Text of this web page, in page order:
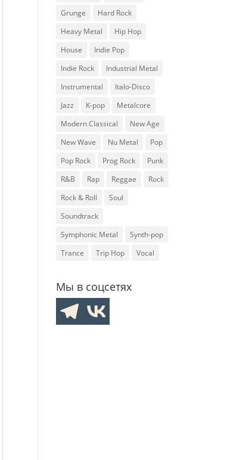
Grunge
Hard Rock
Heavy Metal
Hip Hop
House
Indie Pop
Indie Rock
Industrial Metal
Instrumental
Italo-Disco
Jazz
K-pop
Metalcore
Modern Classical
New Age
New Wave
Nu Metal
Pop
Pop Rock
Prog Rock
Punk
R&B
Rap Reggae
Rock
Rock & Roll
Soul
Soundtrack
Symphonic Metal
Synth-pop
Trance
Trip Hop Vocal
Мы в соцсетях